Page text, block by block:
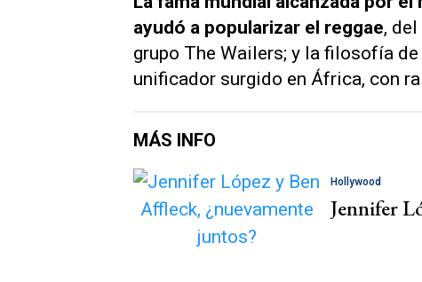
ayudó a popularizar el reggae,
grupo The Wailers; y la filosofía
unificador surgido en África, con
MÁS INFO
Hollywood
Jennifer